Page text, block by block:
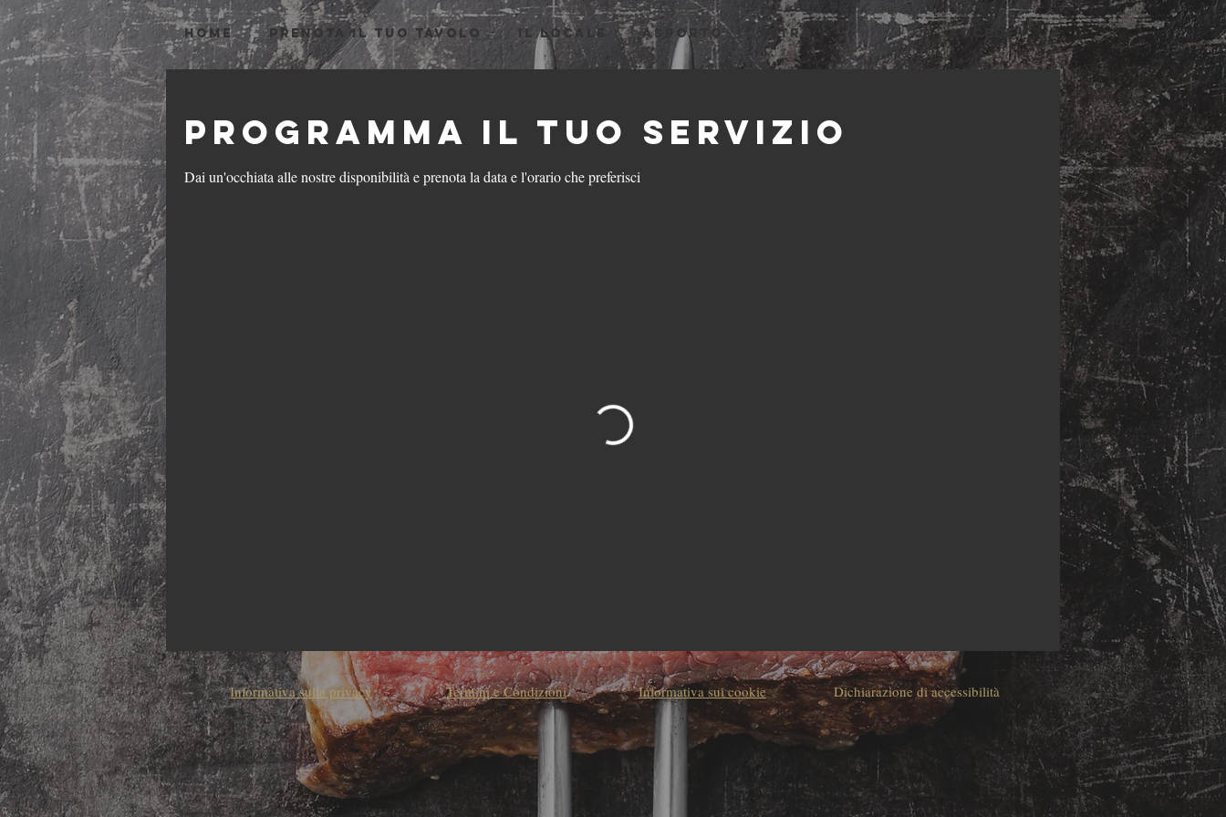
HOME PRENOTA IL TUO TAVOLO IL LOCALE ASPORTO Altro... Accedi
Programma il tuo servizio
Dai un'occhiata alle nostre disponibilità e prenota la data e l'orario che preferisci
Informativa sulla privacy Termini e Condizioni Informativa sui cookie Dichiarazione di accessibilità